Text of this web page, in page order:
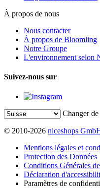
À propos de nous
Nous contacter
À propos de Bloomling
Notre Groupe
L'environnement selon
Suivez-nous sur
Changer
© 2010-2026 niceshops
Mentions légales et
Protection des Données
Conditions Générales
Déclaration
Paramètres de